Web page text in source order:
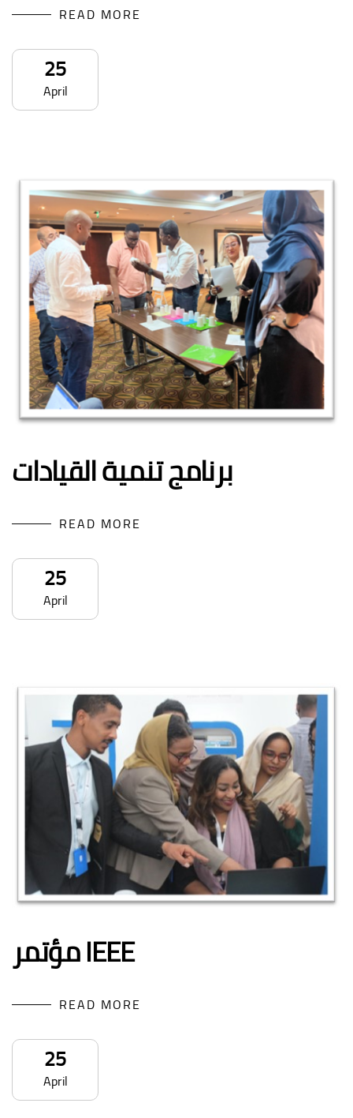
READ MORE
25
April
برنامج تنمية القيادات
READ MORE
25
April
مؤتمر IEEE
READ MORE
25
April